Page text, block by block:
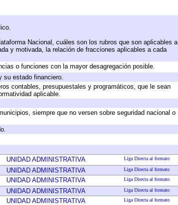
Nacional, cuáles son los rubros que son aplicables a
y motivada, la relación de fracciones aplicables a cada
o funciones con la mayor desagregación posible.
su estado financiero.
contables, presupuestales y programáticos, que le sean
aplicable.
siempre que no versen sobre seguridad nacional o
UNIDAD ADMINISTRATIVA Liga Directa al formato
UNIDAD ADMINISTRATIVA Liga Directa al formato
UNIDAD ADMINISTRATIVA Liga Directa al formato
UNIDAD ADMINISTRATIVA Liga Directa al formato
UNIDAD ADMINISTRATIVA Liga Directa al formato